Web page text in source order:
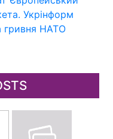
Укрінформ
гривня НАТО